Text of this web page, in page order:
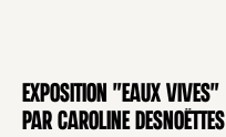
EXPOSITION
Exposition "Eaux Vives"
par Caroline Desnoëttes